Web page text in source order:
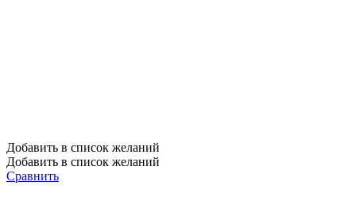
Добавить в список желаний
Добавить в список желаний
Сравнить